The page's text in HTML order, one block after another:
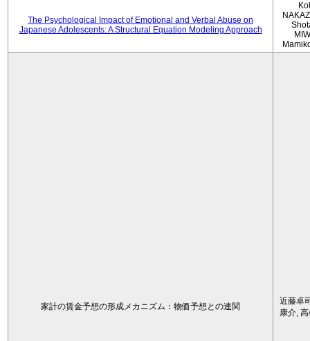
The Psychological Impact of Emotional and Verbal Abuse on
Japanese Adolescents: A Structural Equation Modeling Approach
家計の賃金予想の形成メカニズム：物価予想との連関
近藤卓
康介,